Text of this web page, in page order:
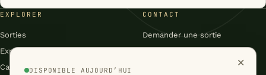
EXPLORER
Sorties
Expéditions
Carnet
CONTACT
Demander une sortie
✕
DISPONIBLE AUJOURD’HUI